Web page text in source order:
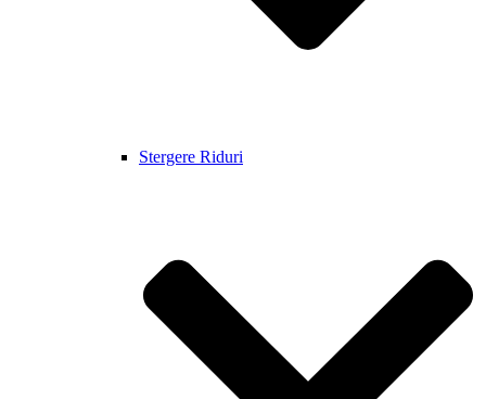
Stergere Riduri